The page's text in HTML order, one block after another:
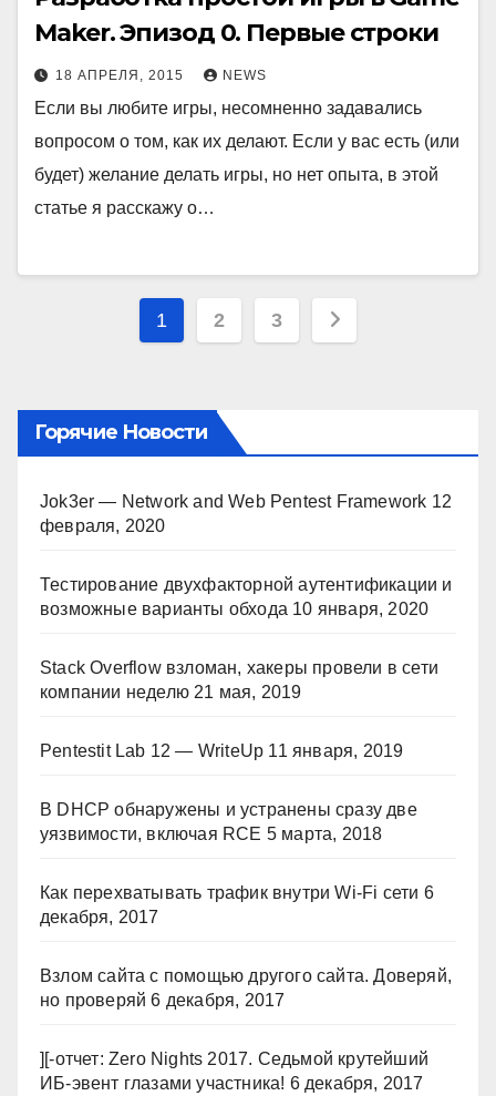
Maker. Эпизод 0. Первые строки
18 АПРЕЛЯ, 2015 NEWS
Если вы любите игры, несомненно задавались
вопросом о том, как их делают. Если у вас есть (или
будет) желание делать игры, но нет опыта, в этой
статье я расскажу о…
Пагинация
1 2 3
Горячие Новости
Jok3er — Network and Web Pentest Framework 12
февраля, 2020
Тестирование двухфакторной аутентификации и
возможные варианты обхода 10 января, 2020
Stack Overflow взломан, хакеры провели в сети
компании неделю 21 мая, 2019
Pentestit Lab 12 — WriteUp 11 января, 2019
В DHCP обнаружены и устранены сразу две
уязвимости, включая RCE 5 марта, 2018
Как перехватывать трафик внутри Wi-Fi сети 6
декабря, 2017
Взлом сайта с помощью другого сайта. Доверяй,
но проверяй 6 декабря, 2017
][-отчет: Zero Nights 2017. Седьмой крутейший
ИБ-эвент глазами участника! 6 декабря, 2017